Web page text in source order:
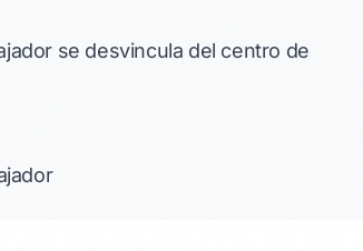
se desvincula del centro de